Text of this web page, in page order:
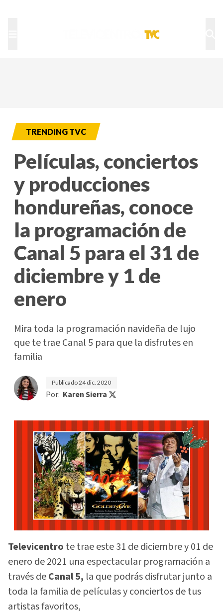
TRENDING TVC
Películas, conciertos
y producciones
hondureñas, conoce
la programación de
Canal 5 para el 31 de
diciembre y 1 de
enero
Mira toda la programación navideña de lujo
que te trae Canal 5 para que la disfrutes en
familia
Publicado24 dic. 2020
Por: Karen Sierra
Televicentro te trae este 31 de diciembre y 01 de
enero de 2021 una espectacular programación a
través deCanal 5, la que podrás disfrutar junto a
toda la familia de películas y conciertos de tus
artistas favoritos,